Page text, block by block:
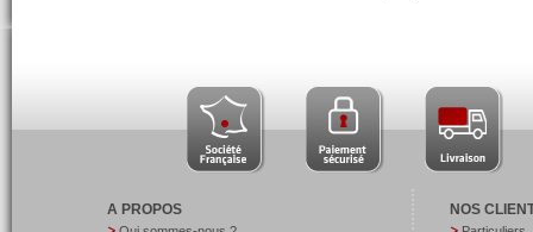
A PROPOS NOS